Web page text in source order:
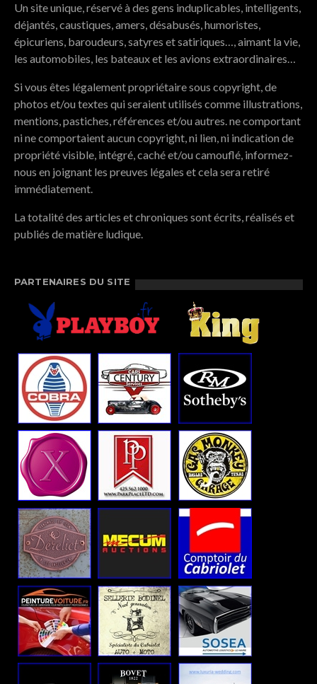
Un site unique, réservé à des gens induplicables, intelligents,
déjantés, caustiques, amers, désabusés, humoristes,
épicuriens, baroudeurs, satyres et satiriques…, aimant la vie,
les automobiles, les bateaux et les avions extraordinaires…
Si vous êtes légalement propriétaire sous copyright, de
photos et/ou textes qui seraient utilisés comme illustrations,
mentions, pastiches, références et/ou autres. ne comportant
ni ne comportaient aucun copyright, ni lien, ni indication de
propriété visible, intégré, caché et/ou camouflé, informez-
nous en joignant les preuves légales et cela sera retiré
immédiatement.
La totalité des articles et chroniques sont écrits, réalisés et
publiés de matière ludique.
PARTENAIRES DU SITE